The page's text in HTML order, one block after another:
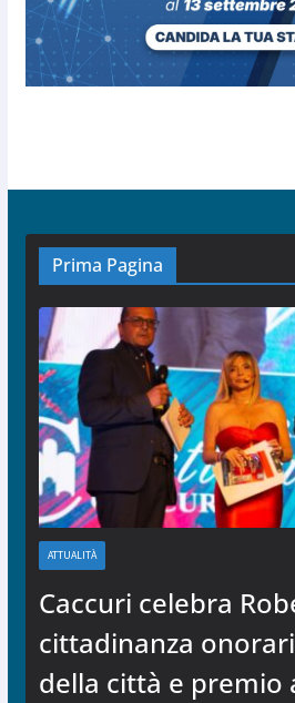
Prima Pagina
ATTUALITÀ
Caccuri celebra
cittadinanza
della città e premio